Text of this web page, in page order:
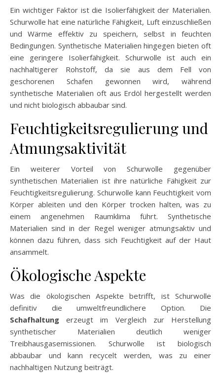
Ein wichtiger Faktor ist die Isolierfähigkeit der Materialien.
Schurwolle hat eine natürliche Fähigkeit, Luft einzuschließen
und Wärme effektiv zu speichern, selbst in feuchten
Bedingungen. Synthetische Materialien hingegen bieten oft
eine geringere Isolierfähigkeit. Schurwolle ist auch ein
nachhaltigerer Rohstoff, da sie aus dem Fell von
geschorenen Schafen gewonnen wird, während
synthetische Materialien oft aus Erdöl hergestellt werden
und nicht biologisch abbaubar sind.
Feuchtigkeitsregulierung und
Atmungsaktivität
Ein weiterer Vorteil von Schurwolle gegenüber
synthetischen Materialien ist ihre natürliche Fähigkeit zur
Feuchtigkeitsregulierung. Schurwolle kann Feuchtigkeit vom
Körper ableiten und den Körper trocken halten, was zu
einem angenehmen Raumklima führt. Synthetische
Materialien sind in der Regel weniger atmungsaktiv und
können dazu führen, dass sich Feuchtigkeit auf der Haut
ansammelt.
Ökologische Aspekte
Was die ökologischen Aspekte betrifft, ist Schurwolle
definitiv die umweltfreundlichere Option. Die
Schafhaltung erzeugt im Vergleich zur Herstellung
synthetischer Materialien deutlich weniger
Treibhausgasemissionen. Schurwolle ist biologisch
abbaubar und kann recycelt werden, was zu einer
nachhaltigen Nutzung beiträgt.